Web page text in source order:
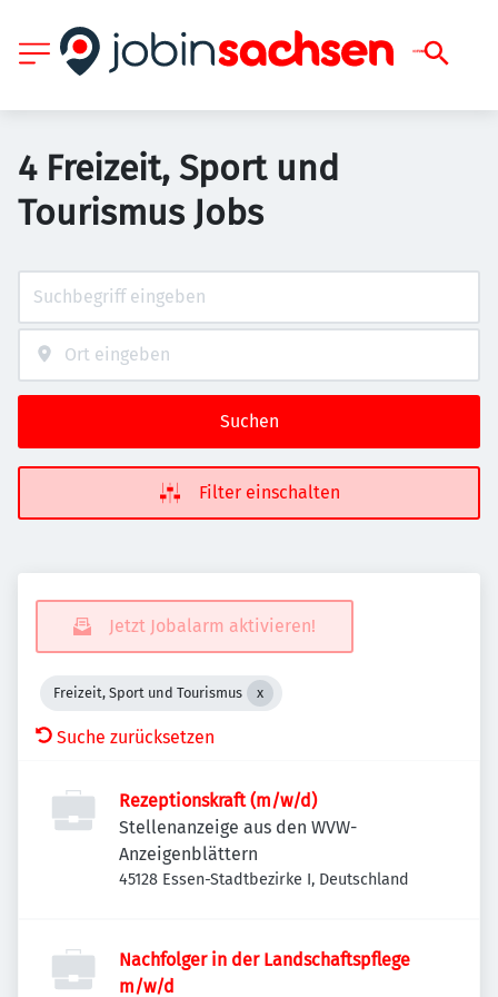
4 Freizeit, Sport und
Tourismus Jobs
Suchen
Filter einschalten
Jetzt Jobalarm aktivieren!
Freizeit, Sport und Tourismus
Suche zurücksetzen
Rezeptionskraft (m/w/d)
Stellenanzeige aus den WVW-
Anzeigenblättern
45128 Essen-Stadtbezirke I, Deutschland
Nachfolger in der Landschaftspflege
m/w/d